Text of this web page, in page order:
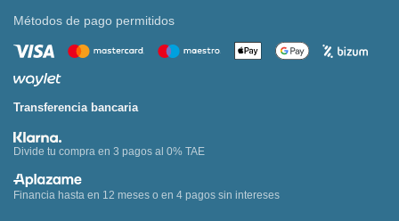
Métodos de pago permitidos
Transferencia bancaria
Divide tu compra en 3 pagos al 0% TAE
Financia hasta en 12 meses o en 4 pagos sin intereses